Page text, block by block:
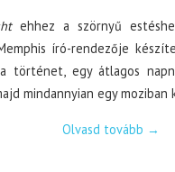
ehhez a szörnyű
író-rendezője
történet, egy átlagos
mindannyian egy moziban
Olvasd tovább →